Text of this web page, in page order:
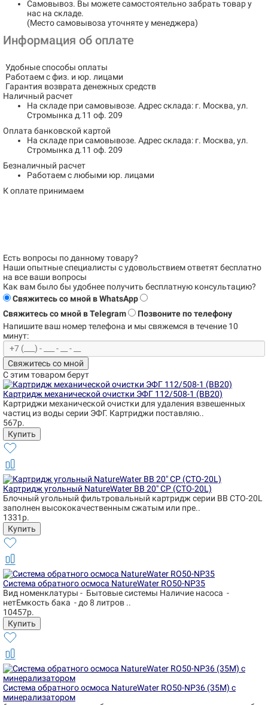
Самовывоз. Вы можете самостоятельно забрать товар у
нас на складе.
(Место самовывоза уточняте у менеджера)
Информация об оплате
Удобные способы оплаты
Работаем с физ. и юр. лицами
Гарантия возврата денежных средств
Наличный расчет
На складе при самовывозе. Адрес склада: г. Москва, ул.
Стромынка д.11 оф. 209
Оплата банковской картой
На складе при самовывозе. Адрес склада: г. Москва, ул.
Стромынка д.11 оф. 209
Безналичный расчет
Работаем с любыми юр. лицами
К оплате принимаем
Есть вопросы по данному товару?
Наши опытные специалисты с удовольствиемответят бесплатно
на все ваши вопросы
Как вам было бы удобнее получить бесплатную консультацию?
Свяжитесь со мной в WhatsApp
Свяжитесь со мной в Telegram
Позвоните по телефону
Напишите ваш номер телефона и мы свяжемся в течение 10
минут:
Свяжитесь со мной
С этим товаром берут
Картридж механической очистки ЭФГ 112/508-1 (BB20)
Картриджи механической очистки для удаления взвешенных
частиц из воды серии ЭФГ. Картриджи поставляю..
567р.
Картридж угольный NatureWater BB 20" CP (CTO-20L)
Блочный угольный фильтровальный картридж серии BB CTO-20L
заполнен высококачественным сжатым или пре..
1331р.
Система обратного осмоса NatureWater RO50-NP35
Вид номенклатуры - Бытовые системы Наличие насоса -
нетЕмкость бака - до 8 литров ..
10457р.
Система обратного осмоса NatureWater RO50-NP36 (35М) с
минерализатором